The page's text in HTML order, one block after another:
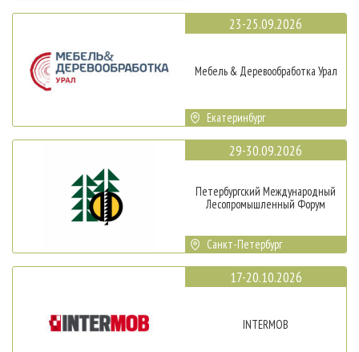
23-25.09.2026
Мебель & Деревообработка Урал
Екатеринбург
29-30.09.2026
Петербургский Международный
Лесопромышленный Форум
Санкт-Петербург
17-20.10.2026
INTERMOB